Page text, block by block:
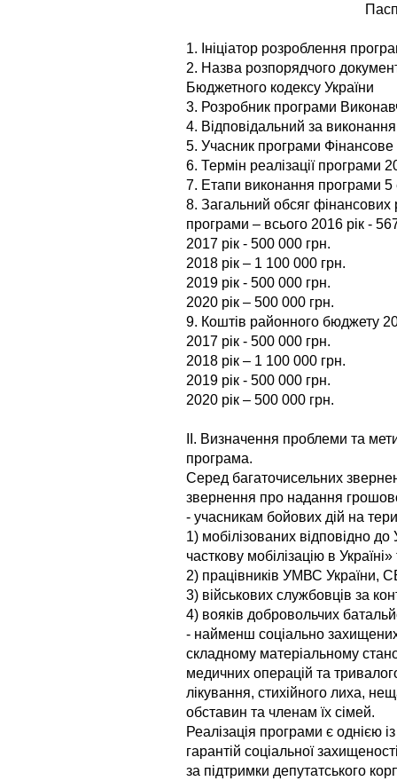
1. Ініціатор розроблення
2. Назва розпорядчого
Бюджетного кодексу України
3. Розробник програми
4. Відповідальний за
5. Учасник програми Фінансове
6. Термін реалізації програми
7. Етапи виконання програми 5
8. Загальний обсяг фінансових
програми – всього 2016 рік -
2017 рік - 500 000 грн.
2018 рік – 1 100 000 грн.
2019 рік - 500 000 грн.
2020 рік – 500 000 грн.
9. Коштів районного бюджету
2017 рік - 500 000 грн.
2018 рік – 1 100 000 грн.
2019 рік - 500 000 грн.
2020 рік – 500 000 грн.
ІІ. Визначення проблеми та
програма.
Серед багаточисельних
звернення про надання
- учасникам бойових дій на
1) мобілізованих відповідно
часткову мобілізацію в
2) працівників УМВС України,
3) військових службовців за
4) вояків добровольчих
- найменш соціально
складному матеріальному
медичних операцій та
лікування, стихійного лиха,
обставин та членам їх сімей.
Реалізація програми є однією
гарантій соціальної
за підтримки депутатського